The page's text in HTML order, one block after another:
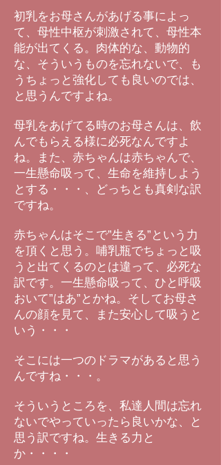
初乳をお母さんがあげる事によっ
て、母性中枢が刺激されて、母性本
能が出てくる。肉体的な、動物的
な、そういうものを忘れないで、も
うちょっと強化しても良いのでは、
と思うんですよね。
母乳をあげてる時のお母さんは、飲
んでもらえる様に必死なんですよ
ね。また、赤ちゃんは赤ちゃんで、
一生懸命吸って、生命を維持しよう
とする・・・、どっちとも真剣な訳
ですね。
赤ちゃんはそこで”生きる”という力
を頂くと思う。哺乳瓶でちょっと吸
うと出てくるのとは違って、必死な
訳です。一生懸命吸って、ひと呼吸
おいて”はあ”とかね。そしてお母さ
んの顔を見て、また安心して吸うと
いう・・・
そこには一つのドラマがあると思う
んですね・・・。
そういうところを、私達人間は忘れ
ないでやっていったら良いかな、と
思う訳ですね。生きる力と
か・・・・